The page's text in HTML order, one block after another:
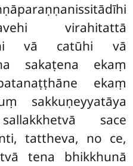
virahitattā
vā catūhi vā
sakaṭena ekaṃ
ekaṃ
sakkuṇeyyatāya
sace
tattheva, no ce,
tena bhikkhunā